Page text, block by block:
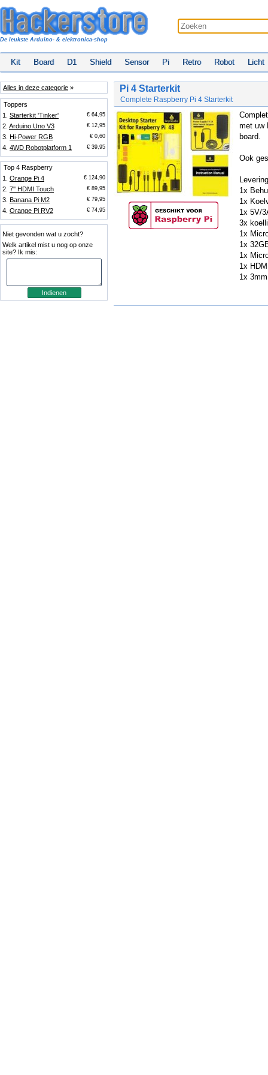
De leukste Arduino- & elektronica-shop
Kit Board D1 Shield Sensor Pi Retro Robot Licht
Alles in deze categorie »
Toppers
1. Starterkit 'Tinker' € 64,95
2. Arduino Uno V3 € 12,95
3. Hi-Power RGB € 0,60
4. 4WD Robotplatform 1 € 39,95
Top 4 Raspberry
1. Orange Pi 4 € 124,90
2. 7'' HDMI Touch € 89,95
3. Banana Pi M2 € 79,95
4. Orange Pi RV2 € 74,95
Niet gevonden wat u zocht?
Welk artikel mist u nog op onze
site? Ik mis:
Pi 4 Starterkit
Complete Raspberry Pi 4 Starterkit
met uw
board.
Ook
1x
1x
1x 5V/
3x
1x
1x
1x
1x
1x